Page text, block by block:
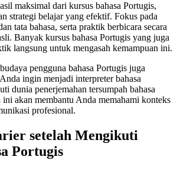
maksimal dari kursus bahasa Portugis,
strategi belajar yang efektif. Fokus pada
tata bahasa, serta praktik berbicara secara
Banyak kursus bahasa Portugis yang juga
langsung untuk mengasah kemampuan ini.
pengguna bahasa Portugis juga
ingin menjadi interpreter bahasa
dunia penerjemahan tersumpah bahasa
ini akan membantu Anda memahami konteks
profesional.
setelah Mengikuti
Portugis